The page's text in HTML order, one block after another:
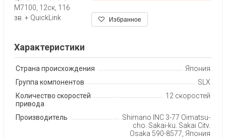
Избранное
M7100, 12ск, 116
зв. + QuickLink
Характеристики
Страна происхождения
Япония
Группа компонентов
SLX
Количество скоростей
привода
12 скоростей
Производитель
Shimano INC 3-77 Oimatsu-
cho, Sakai-ku, Sakai City,
Osaka 590-8577, Япония